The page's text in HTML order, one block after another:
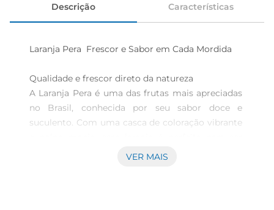
Descrição Características
Laranja Pera  Frescor e Sabor em Cada Mordida
Qualidade e frescor direto da natureza
A Laranja Pera é uma das frutas mais apreciadas
no Brasil, conhecida por seu sabor doce e
suculento. Com uma casca de coloração vibrante
consumida in natura ou utilizada em sucos
VER MAIS